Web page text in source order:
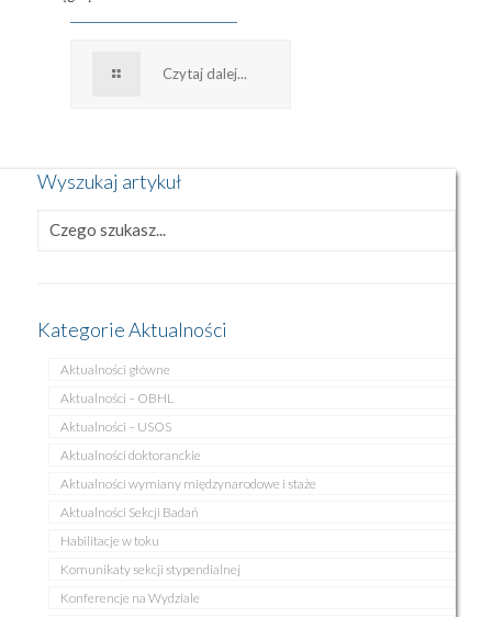
Czytaj dalej...
Wyszukaj artykuł
Kategorie Aktualności
Aktualności główne
Aktualności – OBHL
Aktualności – USOS
Aktualności doktoranckie
Aktualności wymiany międzynarodowe i staże
Aktualności Sekcji Badań
Habilitacje w toku
Komunikaty sekcji stypendialnej
Konferencje na Wydziale